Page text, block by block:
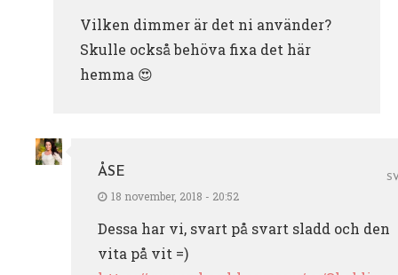
Vilken dimmer är det ni använder?
Skulle också behöva fixa det här
hemma 😍
ÅSE
18 november, 2018 - 20:52
Dessa har vi, svart på svart sladd och den
vita på vit =)